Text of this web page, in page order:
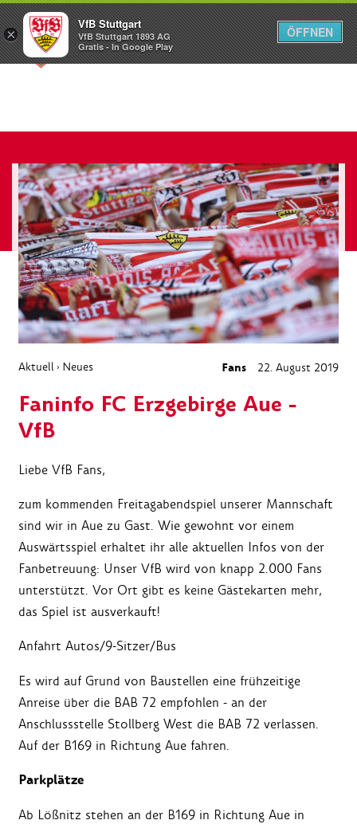
Menü
Aktuell › Neues Fans 22. August 2019
Faninfo FC Erzgebirge Aue -
VfB
Liebe VfB Fans,
zum kommenden Freitagabendspiel unserer Mannschaft
sind wir in Aue zu Gast. Wie gewohnt vor einem
Auswärtsspiel erhaltet ihr alle aktuellen Infos von der
Fanbetreuung: Unser VfB wird von knapp 2.000 Fans
unterstützt. Vor Ort gibt es keine Gästekarten mehr,
das Spiel ist ausverkauft!
Anfahrt Autos/9-Sitzer/Bus
Es wird auf Grund von Baustellen eine frühzeitige
Anreise über die BAB 72 empfohlen - an der
Anschlussstelle Stollberg West die BAB 72 verlassen.
Auf der B169 in Richtung Aue fahren.
Parkplätze
Ab Lößnitz stehen an der B169 in Richtung Aue in
×
VfB Stuttgart
VfB Stuttgart 1893 AG
Gratis - In Google Play
ÖFFNEN